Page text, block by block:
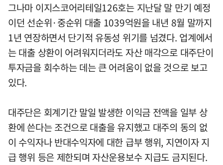
그나마 이지스코어리테일126호는 지난달 말 만기 예정
이던 선순위·중순위 대출 1039억원을 내년 8월 말까지
1년 연장하면서 단기적 유동성 위기를 넘겼다. 업계에서
는 대출 상환이 어려워지더라도 자산 매각으로 대주단이
투자금을 회수하는 데는 큰 어려움이 없을 것으로 보고
있다.
대주단은 회계기간 말일 발생한 이익금 전액을 일부 상
환에 쓴다는 조건으로 대출을 유지했고 대주의 동의 없
이 수익자나 반대수익자에 대한 급부 행위, 지연이자 지
급 행위 등은 제한되며 자산운용보수 지급도 금지된다.